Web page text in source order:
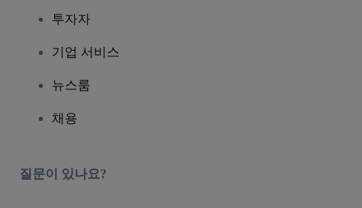
투자자
기업 서비스
뉴스룸
채용
질문이 있나요?